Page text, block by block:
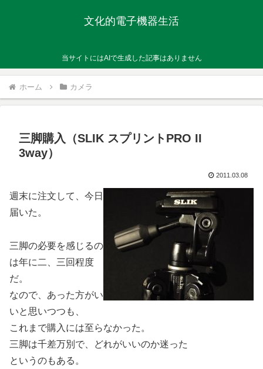
文化的電子機器生活
当サイトにはAIで生成した記事はありません
ホーム カメラ
三脚購入（SLIK スプリントPRO II
3way）
2011.03.08
週末に注文して、今日
届いた。
三脚の必要を感じるの
は年に二、三回程度
だ。
なので、あった方がい
いと思いつつも、
これまで購入には至らなかった。
三脚は千差万別で、どれがいいのか迷った
というのもある。